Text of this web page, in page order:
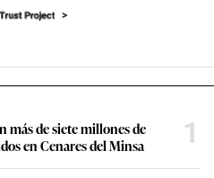
más de siete millones de
en Cenares del Minsa
1